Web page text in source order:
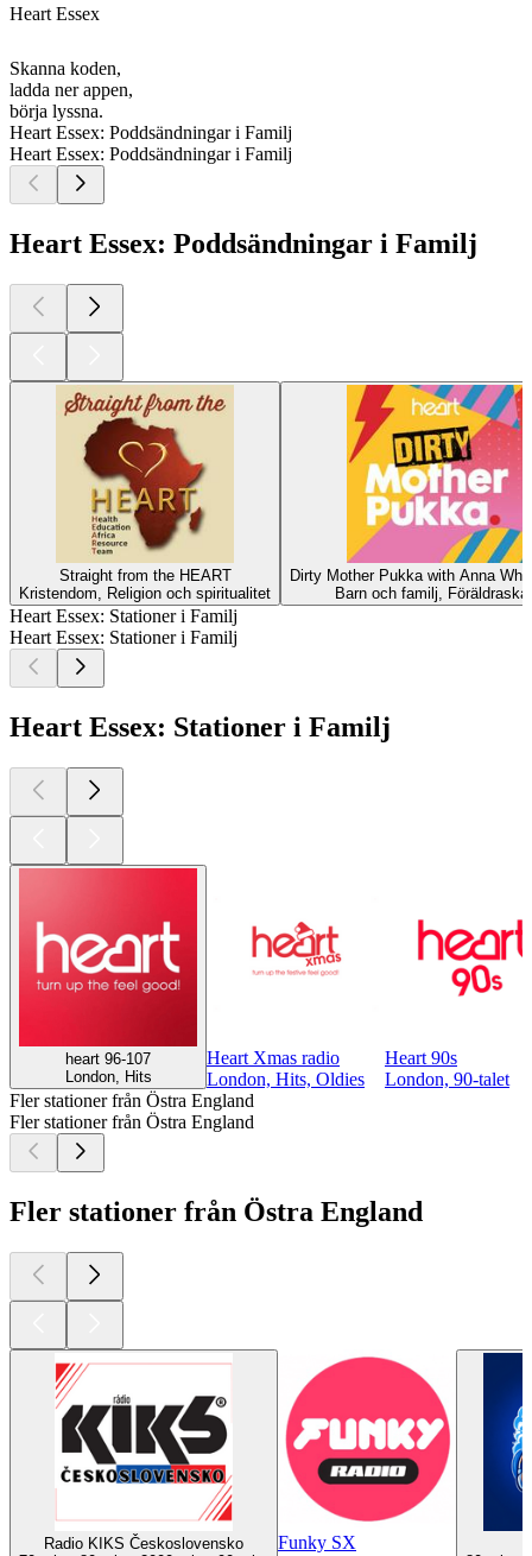
Heart Essex
Skanna koden,
ladda ner appen,
börja lyssna.
Heart Essex: Poddsändningar i Familj
Heart Essex: Poddsändningar i Familj
Heart Essex: Poddsändningar i Familj
Straight from the HEART
Kristendom, Religion och spiritualitet
Dirty Mother Pukka with Anna
Barn och familj,
Heart Essex: Stationer i Familj
Heart Essex: Stationer i Familj
Heart Essex: Stationer i Familj
heart 96-107
London, Hits
Heart Xmas radio
London, Hits, Oldies
Heart 90s
London, 90-talet
Fler stationer från Östra England
Fler stationer från Östra England
Fler stationer från Östra England
Radio KIKS Československo
Funky SX